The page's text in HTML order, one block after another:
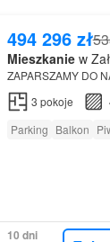
494 296 zł
Mieszkaniew
ZAPARSZAMY DO
3 pokoje
Parking Balkon
10 dni